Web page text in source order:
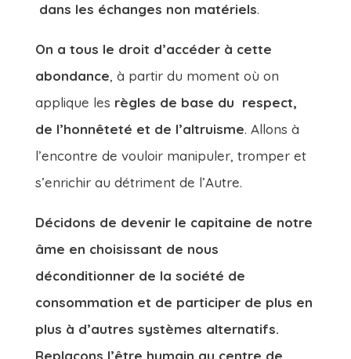
dans les échanges non matériels.
On a tous le droit d’accéder à cette
abondance, à partir du moment où on
applique les règles de base du respect,
de l’honnêteté et de l’altruisme. Allons à
l’encontre de vouloir manipuler, tromper et
s’enrichir au détriment de l’Autre.
Décidons de devenir le capitaine de notre
âme en choisissant de nous
déconditionner de la société de
consommation et de participer de plus en
plus à d’autres systèmes alternatifs.
Replaçons l’être humain au centre de